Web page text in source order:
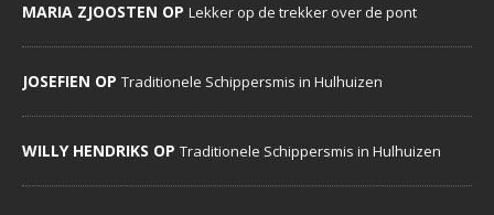
MARIA ZJOOSTEN OP Lekker op de trekker over de pont
JOSEFIEN OP Traditionele Schippersmis in Hulhuizen
WILLY HENDRIKS OP Traditionele Schippersmis in Hulhuizen